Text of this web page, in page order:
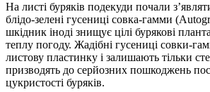
На листі буряків подекуди почали
блідо-зелені гусениці совка-гамми
шкідник іноді знищує цілі бурякові
теплу погоду. Жадібні гусениці совки-
листову пластинку і залишають тільки
призводять до серйозних пошкоджень
цукристості буряків.